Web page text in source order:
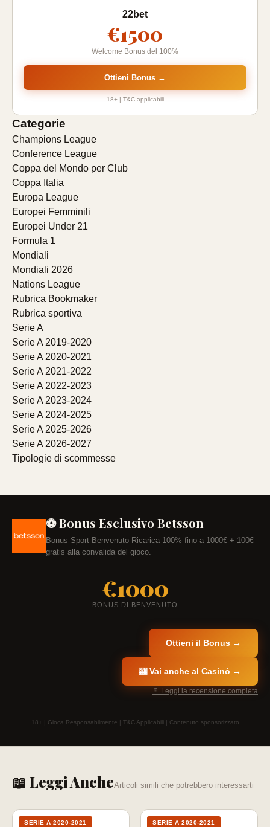
22bet
€1500
Welcome Bonus del 100%
Ottieni Bonus →
18+ | T&C applicabili
Categorie
Champions League
Conference League
Coppa del Mondo per Club
Coppa Italia
Europa League
Europei Femminili
Europei Under 21
Formula 1
Mondiali
Mondiali 2026
Nations League
Rubrica Bookmaker
Rubrica sportiva
Serie A
Serie A 2019-2020
Serie A 2020-2021
Serie A 2021-2022
Serie A 2022-2023
Serie A 2023-2024
Serie A 2024-2025
Serie A 2025-2026
Serie A 2026-2027
Tipologie di scommesse
⚽ Bonus Esclusivo Betsson
Bonus Sport Benvenuto Ricarica 100% fino a 1000€ + 100€
gratis alla convalida del gioco.
€1000
BONUS DI BENVENUTO
Ottieni il Bonus →
🎰 Vai anche al Casinò →
📄 Leggi la recensione completa
18+ | Gioca Responsabilmente | T&C Applicabili | Contenuto sponsorizzato
📖 Leggi AncheArticoli simili che potrebbero interessarti
SERIE A 2020-2021 SERIE A 2020-2021